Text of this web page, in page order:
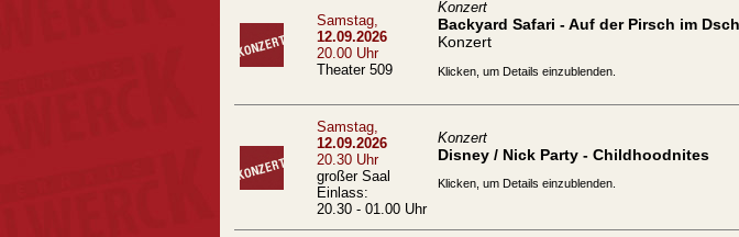
Samstag,
12.09.2026
20.00 Uhr
Theater 509
Konzert
Backyard Safari - Auf der Pirsch im
Konzert
Klicken, um Details einzublenden.
Samstag,
12.09.2026
20.30 Uhr
großer Saal
Einlass:
20.30 - 01.00 Uhr
Konzert
Disney / Nick Party - Childhoodnites
Klicken, um Details einzublenden.